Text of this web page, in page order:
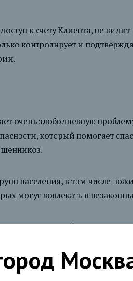
к счету Клиента, не видит
контролирует и
очень злободневную
который помогает
населения, в том числе
могут вовлекать в
лицом могут быть их
родителей.